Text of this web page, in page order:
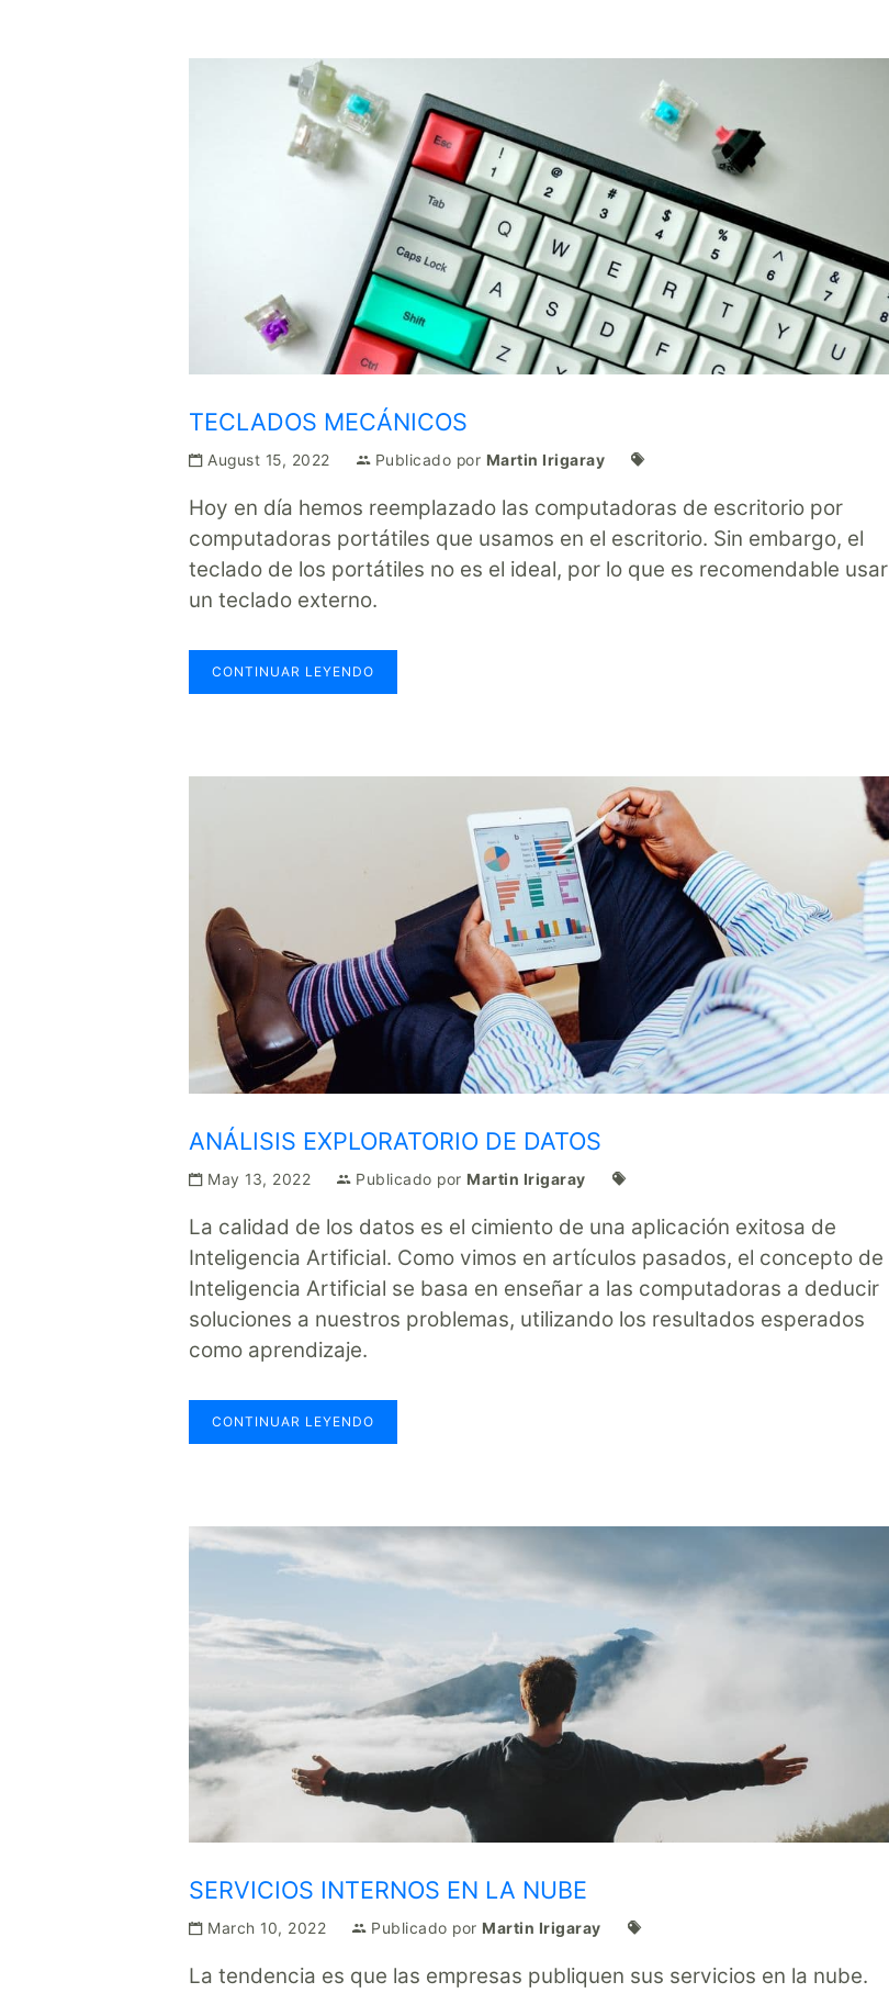
TECLADOS MECÁNICOS
August 15, 2022 Publicado por Martin Irigaray
Hoy en día hemos reemplazado las computadoras de escritorio por
computadoras portátiles que usamos en el escritorio. Sin embargo, el
teclado de los portátiles no es el ideal, por lo que es recomendable usar
un teclado externo.
CONTINUAR LEYENDO
ANÁLISIS EXPLORATORIO DE DATOS
May 13, 2022 Publicado por Martin Irigaray
La calidad de los datos es el cimiento de una aplicación exitosa de
Inteligencia Artificial. Como vimos en artículos pasados, el concepto de
Inteligencia Artificial se basa en enseñar a las computadoras a deducir
soluciones a nuestros problemas, utilizando los resultados esperados
como aprendizaje.
CONTINUAR LEYENDO
SERVICIOS INTERNOS EN LA NUBE
March 10, 2022 Publicado por Martin Irigaray
La tendencia es que las empresas publiquen sus servicios en la nube.